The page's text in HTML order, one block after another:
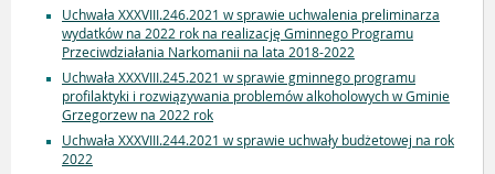
Uchwała XXXVIII.246.2021 w sprawie uchwalenia preliminarza
wydatków na 2022 rok na realizację Gminnego Programu
Przeciwdziałania Narkomanii na lata 2018-2022
Uchwała XXXVIII.245.2021 w sprawie gminnego programu
profilaktyki i rozwiązywania problemów alkoholowych w Gminie
Grzegorzew na 2022 rok
Uchwała XXXVIII.244.2021 w sprawie uchwały budżetowej na rok
2022